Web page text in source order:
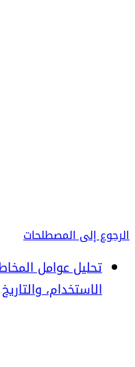
الرجوع إلى المصطلحات
الاستخدام، والتاريخ